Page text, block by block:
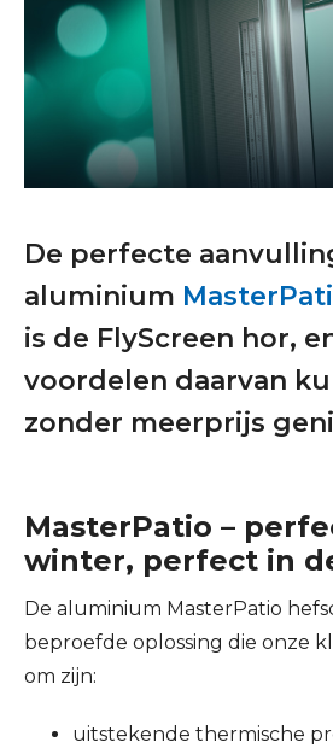
De perfecte
aluminium
is de FlyScreen hor,
voordelen daarvan
zonder meerprijs
MasterPatio –
winter, perfect in
De aluminium MasterPatio
beproefde oplossing die onze
om zijn:
uitstekende thermische